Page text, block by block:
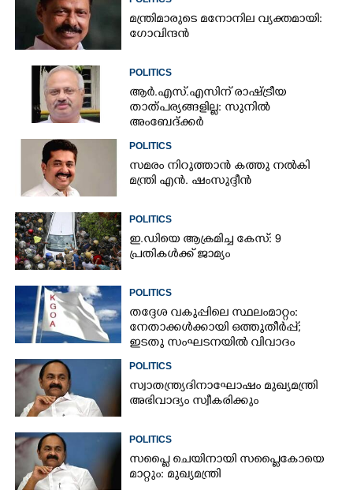
മന്ത്രിമാരുടെ മനോനില വ്യക്തമായി:
ഗോവിന്ദൻ
POLITICS
ആർ.എസ്.എസിന് രാഷ്ട്രീയ
താത്പര്യങ്ങളില്ല: സുനിൽ
അംബേദ്ക്കർ
POLITICS
സമരം നിറുത്താൻ കത്തു നൽകി
മന്ത്രി എൻ. ഷംസുദ്ദീൻ
POLITICS
ഇ.ഡിയെ ആക്രമിച്ച കേസ്: 9
പ്രതികൾക്ക് ജാമ്യം
POLITICS
തദ്ദേശ വകുപ്പിലെ സ്ഥലംമാറ്റം:
നേതാക്കൾക്കായി ഒത്തുതീർപ്പ്;
ഇടതു സംഘടനയിൽ വിവാദം
POLITICS
സ്വാതന്ത്ര്യദിനാഘോഷം മുഖ്യമന്ത്രി
അഭിവാദ്യം സ്വീകരിക്കും
POLITICS
സപ്ലൈ ചെയിനായി സപ്ലൈകോയെ
മാറ്റും: മുഖ്യമന്ത്രി